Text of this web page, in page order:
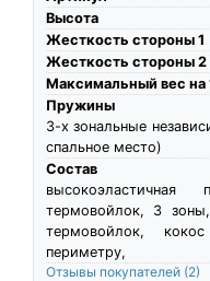
Высота
Жесткость стороны 1
Жесткость стороны 2
Максимальный вес на
Пружины
3-х зональные
спальное место)
Состав
термовойлок, 3
термовойлок,
периметру,
Отзывы покупателей (2)